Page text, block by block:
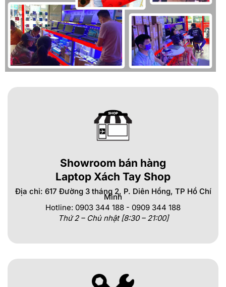
Showroom bán hàng
Laptop Xách Tay Shop
Địa chỉ: 617 Đường 3 tháng 2, P. Diên Hồng, TP Hồ Chí
Minh
Hotline: 0903 344 188 - 0909 344 188
Thứ 2 – Chủ nhật [8:30 – 21:00]